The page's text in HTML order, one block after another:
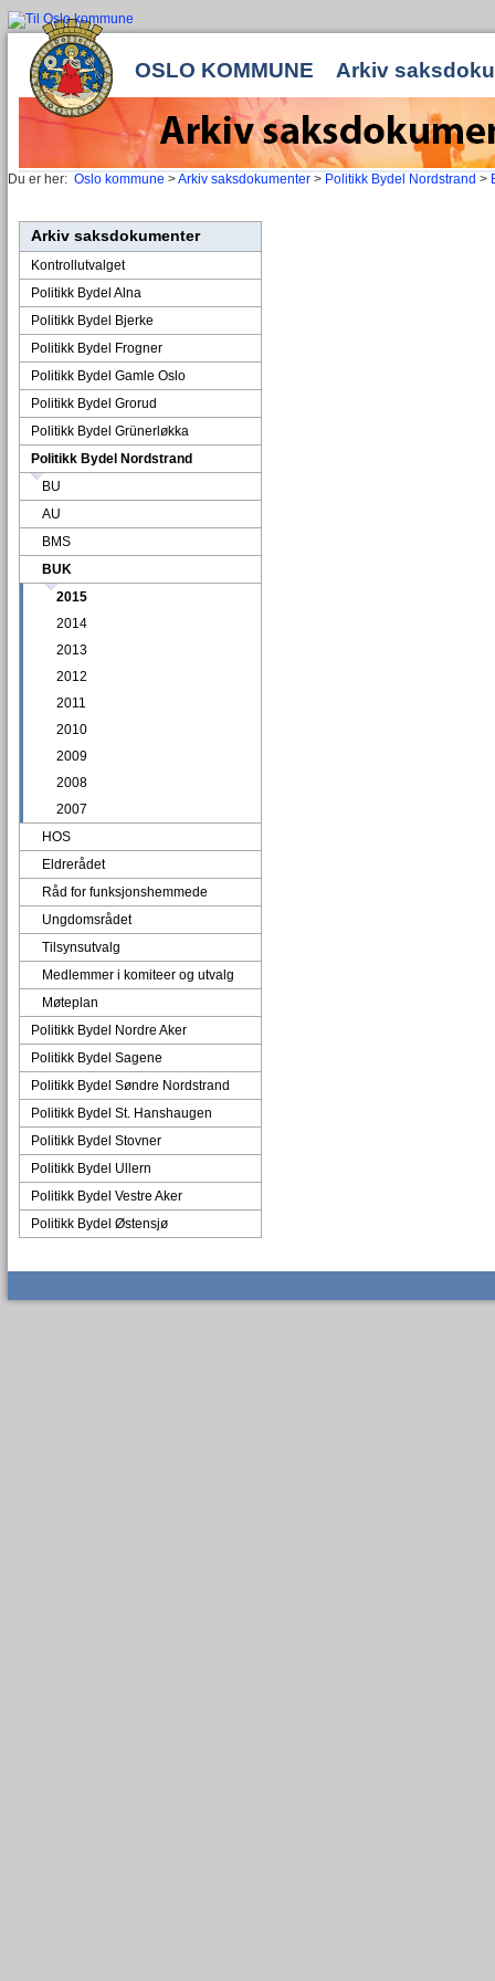
OSLO KOMMUNE Arkiv
Du er her: Oslo kommune >Arkiv saksdokumenter > Politikk Bydel Nordstrand >
Arkiv saksdokumenter
Kontrollutvalget
Politikk Bydel Alna
Politikk Bydel Bjerke
Politikk Bydel Frogner
Politikk Bydel Gamle Oslo
Politikk Bydel Grorud
Politikk Bydel Grünerløkka
Politikk Bydel Nordstrand
BU
AU
BMS
BUK
2015
2014
2013
2012
2011
2010
2009
2008
2007
HOS
Eldrerådet
Råd for funksjonshemmede
Ungdomsrådet
Tilsynsutvalg
Medlemmer i komiteer og utvalg
Møteplan
Politikk Bydel Nordre Aker
Politikk Bydel Sagene
Politikk Bydel Søndre Nordstrand
Politikk Bydel St. Hanshaugen
Politikk Bydel Stovner
Politikk Bydel Ullern
Politikk Bydel Vestre Aker
Politikk Bydel Østensjø